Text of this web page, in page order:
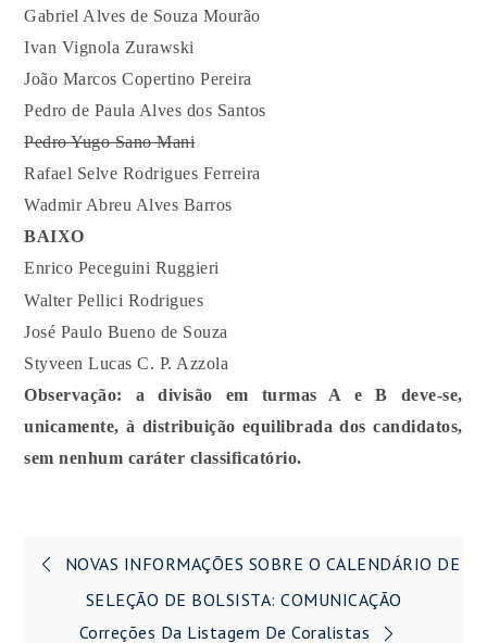
Gabriel Alves de Souza Mourão
Ivan Vignola Zurawski
João Marcos Copertino Pereira
Pedro de Paula Alves dos Santos
Pedro Yugo Sano Mani
Rafael Selve Rodrigues Ferreira
Wadmir Abreu Alves Barros
BAIXO
Enrico Peceguini Ruggieri
Walter Pellici Rodrigues
José Paulo Bueno de Souza
Styveen Lucas C. P. Azzola
Observação: a divisão em turmas A e B deve-se,
unicamente, à distribuição equilibrada dos candidatos,
sem nenhum caráter classificatório.
Navegação
NOVAS INFORMAÇÕES SOBRE O CALENDÁRIO DE
SELEÇÃO DE BOLSISTA: COMUNICAÇÃO
Correções Da Listagem De Coralistas